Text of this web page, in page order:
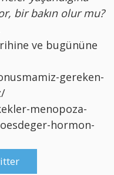
bir bakın olur mu?
ve bugününe
gereken-
menopoza-
hormon-